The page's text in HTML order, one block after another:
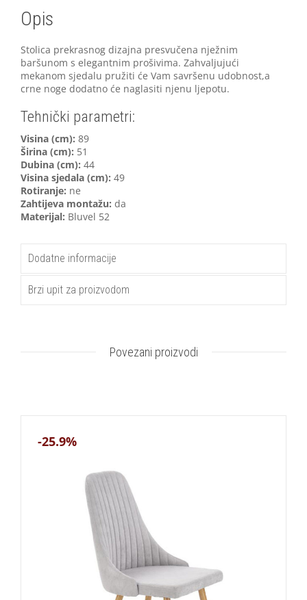
Opis
Stolica prekrasnog dizajna presvučena nježnim
baršunom s elegantnim prošivima. Zahvaljujući
mekanom sjedalu pružiti će Vam savršenu udobnost,a
crne noge dodatno će naglasiti njenu ljepotu.
Tehnički parametri:
Visina (cm): 89
Širina (cm): 51
Dubina (cm): 44
Visina sjedala (cm): 49
Rotiranje: ne
Zahtijeva montažu: da
Materijal: Bluvel 52
Dodatne informacije
Brzi upit za proizvodom
Povezani proizvodi
-25.9%